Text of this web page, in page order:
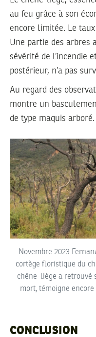
au feu grâce à son
encore limitée. Le
Une partie des arbres
sévérité de l’incendie
postérieur, n’a pas
Au regard des
montre un
de type maquis arboré.
Novembre 2023
cortège floristique du
chêne-liège a retrouvé
mort, témoigne
CONCLUSION